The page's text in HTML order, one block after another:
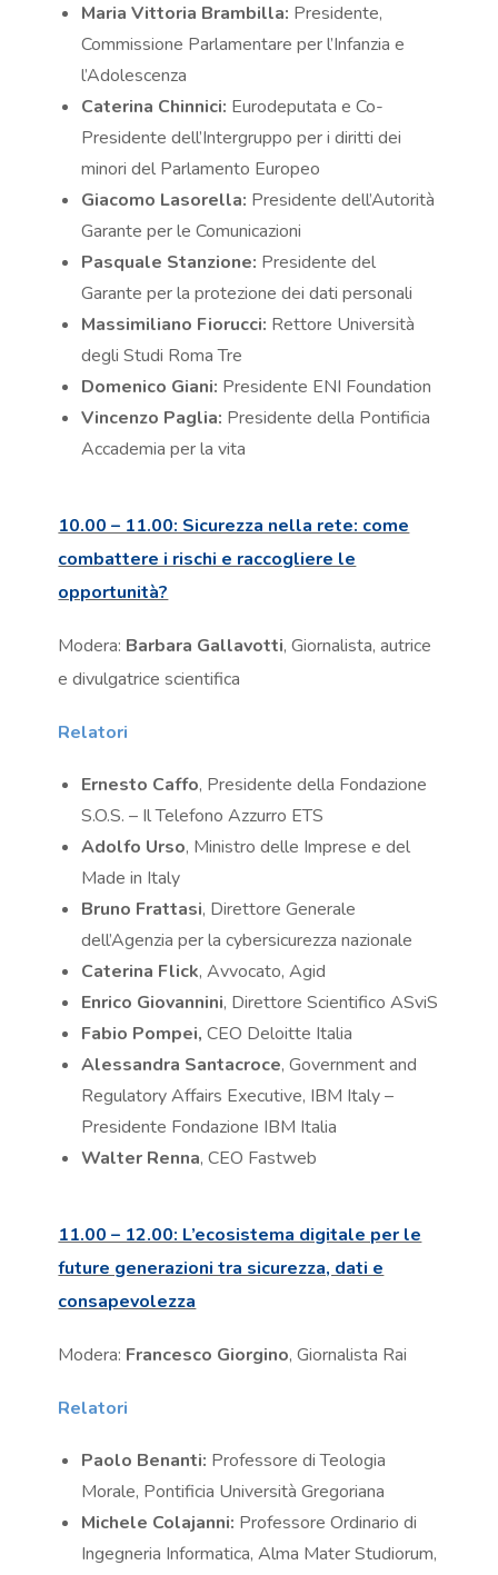
Maria Vittoria Brambilla: Presidente,
Commissione Parlamentare per l’Infanzia e
l’Adolescenza
Caterina Chinnici: Eurodeputata e Co-
Presidente dell’Intergruppo per i diritti dei
minori del Parlamento Europeo
Giacomo Lasorella: Presidente dell’Autorità
Garante per le Comunicazioni
Pasquale Stanzione: Presidente del
Garante per la protezione dei dati personali
Massimiliano Fiorucci: Rettore Università
degli Studi Roma Tre
Domenico Giani: Presidente ENI Foundation
Vincenzo Paglia: Presidente della Pontificia
Accademia per la vita
10.00 – 11.00: Sicurezza nella rete: come
combattere i rischi e raccogliere le
opportunità?
Modera: Barbara Gallavotti, Giornalista, autrice
e divulgatrice scientifica
Relatori
Ernesto Caffo, Presidente della Fondazione
S.O.S. – Il Telefono Azzurro ETS
Adolfo Urso, Ministro delle Imprese e del
Made in Italy
Bruno Frattasi, Direttore Generale
dell’Agenzia per la cybersicurezza nazionale
Caterina Flick, Avvocato, Agid
Enrico Giovannini, Direttore Scientifico ASviS
Fabio Pompei,CEO Deloitte Italia
Alessandra Santacroce, Government and
Regulatory Affairs Executive, IBM Italy –
Presidente Fondazione IBM Italia
Walter Renna, CEO Fastweb
11.00 – 12.00: L’ecosistema digitale per le
future generazioni tra sicurezza, dati e
consapevolezza
Modera: Francesco Giorgino, Giornalista Rai
Relatori
Paolo Benanti: Professore di Teologia
Morale, Pontificia Università Gregoriana
Michele Colajanni: Professore Ordinario di
Ingegneria Informatica, Alma Mater Studiorum,